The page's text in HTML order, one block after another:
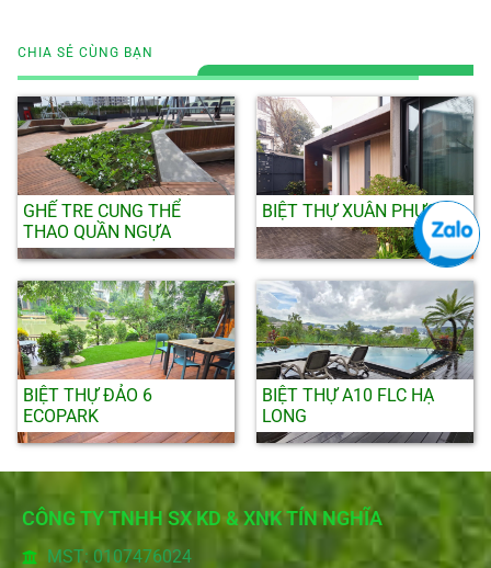
CHIA SẺ CÙNG BẠN
GHẾ TRE CUNG THỂ
THAO QUẦN NGỰA
BIỆT THỰ XUÂN PHƯƠNG
BIỆT THỰ ĐẢO 6
ECOPARK
BIỆT THỰ A10 FLC HẠ
LONG
CÔNG TY TNHH SX KD & XNK TÍN NGHĨA
MST: 0107476024